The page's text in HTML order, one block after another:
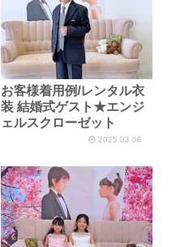
お客様着用例/レンタル衣
装 結婚式ゲスト★エンジ
ェルスクローゼット
2025.03.08